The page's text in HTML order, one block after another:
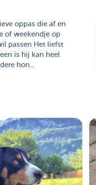
oppas die af en
of weekendje op
passen Het liefst
is hij kan heel
hon...